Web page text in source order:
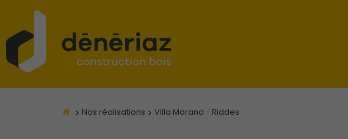
Nos réalisations Villa Morand - Riddes